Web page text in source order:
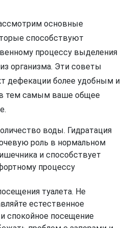
основные
способствуют
процессу выделения
организма. Эти советы
дефекации более удобным и
тем самым ваше общее
воды. Гидратация
роль в нормальном
и способствует
процессу
туалета. Не
естественное
спокойное посещение